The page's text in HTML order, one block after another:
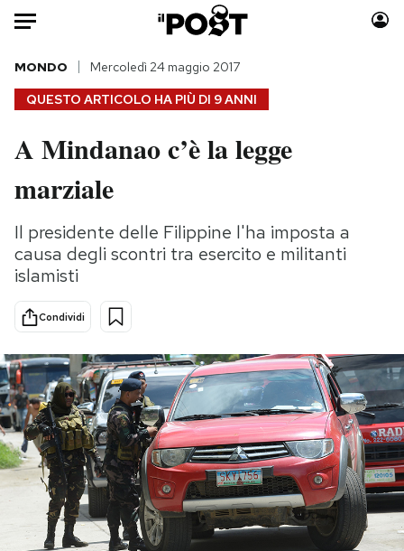
Auto
HOME
Italia
Politica
Tecnologia
Internet
Scienza
Cultura
Economia
Sport
Moda
Storie/Idee
Ok Boomer!
Mondiali calcio 2026
PODCAST
NEWSLETTER
QUESTO ARTICOLO HA PIÙ DI 9 ANNI
MONDO Mercoledì 24 maggio 2017
A Mindanao c’è la legge
marziale
Il presidente delle Filippine l'ha imposta a
causa degli scontri tra esercito e militanti
islamisti
Condividi